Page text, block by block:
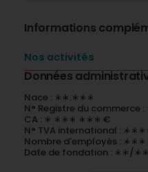
Informations
Nos activités
Données
Nace : ∗∗.∗∗∗
N° Registre du
CA : ∗ ∗∗∗ ∗∗∗ €
N° TVA international :
Nombre d'employés : ∗∗∗
Date de fondation : ∗∗/